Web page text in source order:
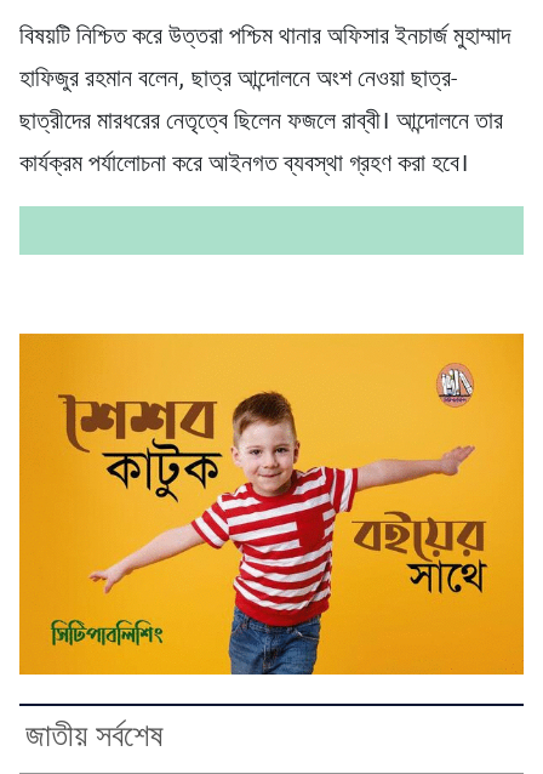
বিষয়টি নিশ্চিত করে উত্তরা পশ্চিম থানার অফিসার ইনচার্জ মুহাম্মাদ
হাফিজুর রহমান বলেন, ছাত্র আন্দোলনে অংশ নেওয়া ছাত্র-
ছাত্রীদের মারধরের নেতৃত্বে ছিলেন ফজলে রাব্বী। আন্দোলনে তার
কার্যক্রম পর্যালোচনা করে আইনগত ব্যবস্থা গ্রহণ করা হবে।
জাতীয় সর্বশেষ